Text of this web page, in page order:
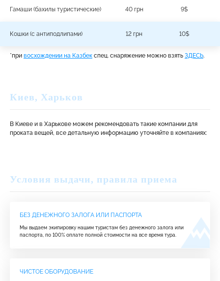
Гамаши (бахилы туристические) 40 грн 9$
Кошки (с антиподлипами) 12 грн 10$
*при восхождении на Казбек спец. снаряжение можно взять ЗДЕСЬ.
Киев, Харьков
В Киеве и в Харькове можем рекомендовать такие компании для
проката вещей, все детальную информацию уточняйте в компаниях:
Условия выдачи, правила приема
БЕЗ ДЕНЕЖНОГО ЗАЛОГА ИЛИ ПАСПОРТА
Мы выдаем экипировку нашим туристам без денежного залога или
паспорта, по 100% оплате полной стоимости на все время тура.
ЧИСТОЕ ОБОРУДОВАНИЕ